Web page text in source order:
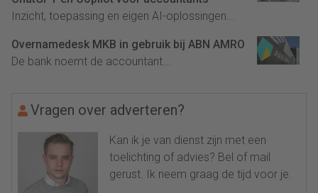
Inzicht, toepassing en eigen AI-oplossingen...
Overnamedesk MKB in gebruik bij ABN AMRO
De bank noemt de accountant...
Vragen over adverteren?
Kan ik je van dienst zijn met een
toelichting of advies? Bel of mail
gerust. Ik neem graag de tijd voor je.